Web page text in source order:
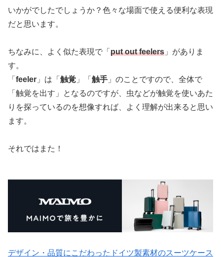
いかがでしたでしょうか？色々な場面で使える便利な表現
だと思います。
ちなみに、よく似た表現で「 put out feelers 」がありま
す。
「 feeler 」は「 触覚 」「 触手 」のことですので、全体で
「触覚を出す」となるのですが、虫などが触覚を使いあた
りを探っているのを想像すれば、よく理解が出来ると思い
ます。
それではまた！
デザイン・品質にこだわったドイツ製素材のスーツケース